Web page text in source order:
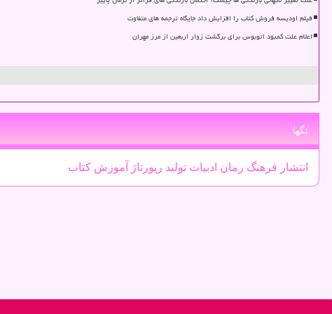
فیلم اودیسه فروش کتاب را افزایش داد جایگاه ترجمه های متفاوت
اعلام علت کمبود اتوبوس برای برگشت زوار اربعین از مرز مهران
تگها
انتشار فرهنگ رمان ادبیات تولید رپورتاژ آموزش كتاب